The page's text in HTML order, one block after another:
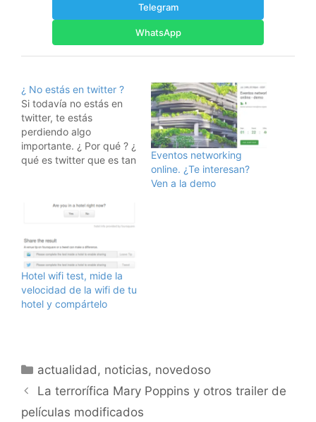
Telegram
WhatsApp
¿ No estás en twitter ?
Si todavía no estás en
twitter, te estás
perdiendo algo
importante. ¿ Por qué ? ¿
qué es twitter que es tan
sistema de mensajitos
cortos global y gratuito,
donde la información
fluye de forma constante
sobre los temas que más
te…
Eventos networking
online. ¿Te interesan?
Ven a la demo
Hotel wifi test, mide la
velocidad de la wifi de tu
hotel y compártelo
Categorías
actualidad, noticias, novedoso
La terrorífica Mary Poppins y otros trailer de
películas modificados